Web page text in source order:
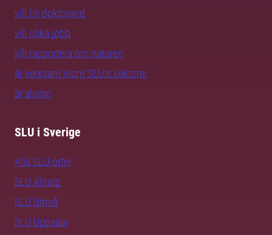
vill bli doktorand
vill söka jobb
vill rapportera om naturen
är verksam inom SLU:s sektorer
är alumn
SLU i Sverige
Alla SLU-orter
SLU Alnarp
SLU Umeå
SLU Uppsala